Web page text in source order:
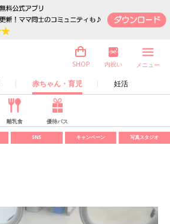
赤ちゃん・育児 妊活
SHOP 内祝い メニュー
離乳食 優待パス
SNS キャンペーン 写真スタジオ